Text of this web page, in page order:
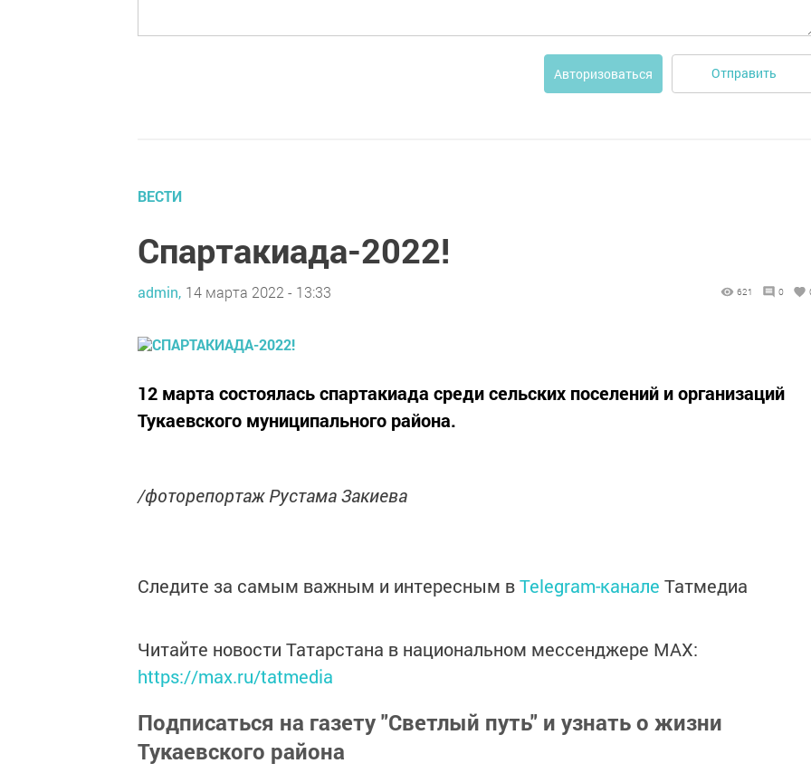
Авторизоваться Отправить
ВЕСТИ
Спартакиада-2022!
admin, 14 марта 2022 - 13:33 621 0
12 марта состоялась спартакиада среди сельских поселений и организаций
Тукаевского муниципального района.
/фоторепортаж Рустама Закиева
Следите за самым важным и интересным вTelegram-канале Татмедиа
Читайте новости Татарстана в национальном мессенджере MАХ:
https://max.ru/tatmedia
Подписаться на газету "Светлый путь" и узнать о жизни
Тукаевского района